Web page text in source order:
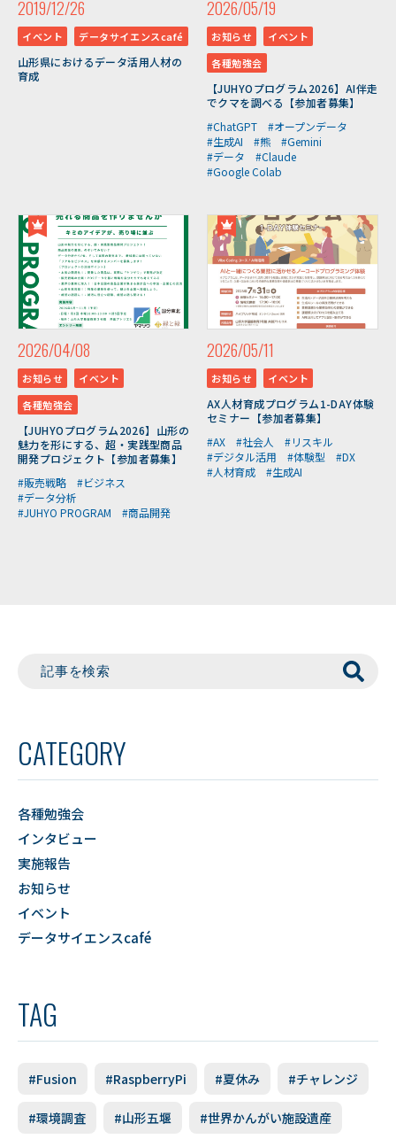
2019/12/26
イベント データサイエンスcafé
山形県におけるデータ活用人材の
育成
2026/05/19
お知らせ
イベント
各種勉強会
【JUHYOプログラム2026】AI伴走
でクマを調べる【参加者募集】
#ChatGPT
#オープンデータ
#生成AI
#熊
#Gemini
#データ
#Claude
#Google Colab
2026/04/08
お知らせ
イベント
各種勉強会
【JUHYOプログラム2026】山形の
魅力を形にする、超・実践型商品
開発プロジェクト【参加者募集】
#販売戦略
#ビジネス
#データ分析
#JUHYO PROGRAM
#商品開発
2026/05/11
お知らせ イベント
AX人材育成プログラム1-DAY体験
セミナー【参加者募集】
#AX
#社会人
#リスキル
#デジタル活用
#体験型
#DX
#人材育成
#生成AI
CATEGORY
各種勉強会
インタビュー
実施報告
お知らせ
イベント
データサイエンスcafé
TAG
#Fusion #RaspberryPi #夏休み #チャレンジ
#環境調査 #山形五堰 #世界かんがい施設遺産